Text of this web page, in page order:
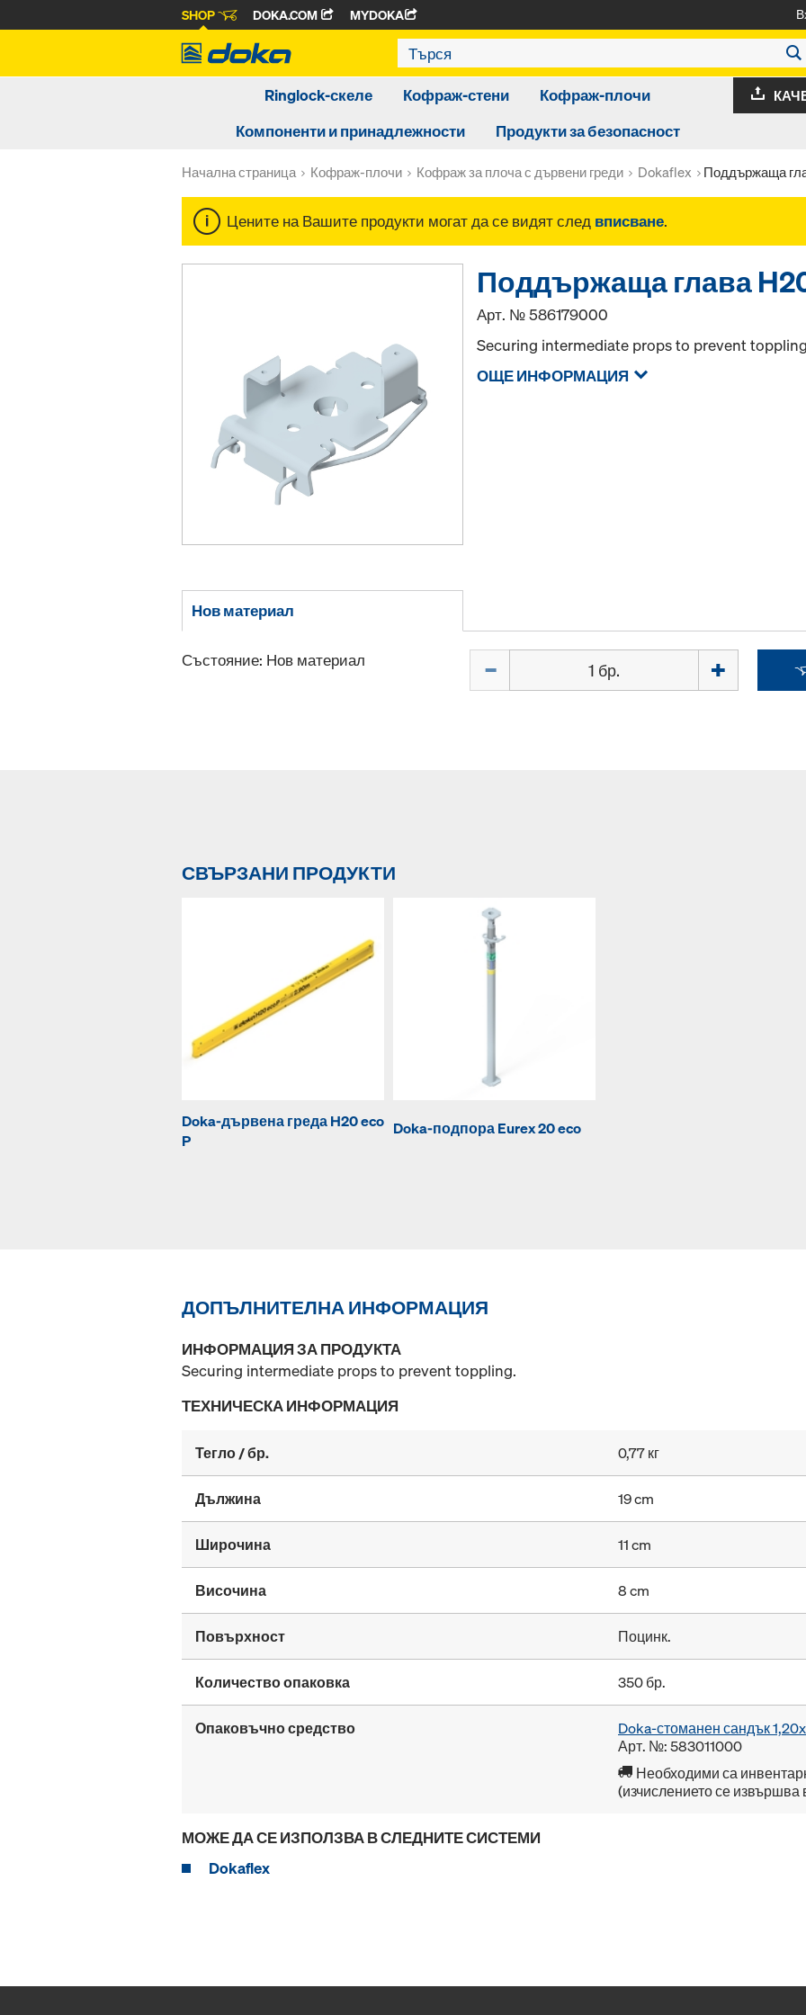
SHOP DOKA.COM MYDOKA
Ringlock-скеле Кофраж-стени
Кофраж-плочи
Компоненти и принадлежности
Продукти за безопасност
Начална страница Кофраж-плочи Кофраж за плоча с дървени греди Dokaflex Поддържаща
Цените на Вашите продукти могат да се видят след вписване.
Поддържаща глава
Арт. №586179000
Securing intermediate props to prevent
ОЩЕ ИНФОРМАЦИЯ
Нов материал
Състояние: Нов материал
СВЪРЗАНИ ПРОДУКТИ
Doka-дървена греда H20 eco
P
Doka-подпора Eurex 20 eco
ДОПЪЛНИТЕЛНА ИНФОРМАЦИЯ
ИНФОРМАЦИЯ ЗА ПРОДУКТА
Securing intermediate props to prevent toppling.
ТЕХНИЧЕСКА ИНФОРМАЦИЯ
Тегло / бр. 0,77 кг
Дължина 19 cm
Широчина 11 cm
Височина 8 cm
Повърхност Поцинк.
Количество опаковка 350 бр.
Опаковъчно средство
Doka-стоманен сандък
Арт. №: 583011000
Необходими са
(изчислението се
МОЖЕ ДА СЕ ИЗПОЛЗВА В СЛЕДНИТЕ СИСТЕМИ
Dokaflex